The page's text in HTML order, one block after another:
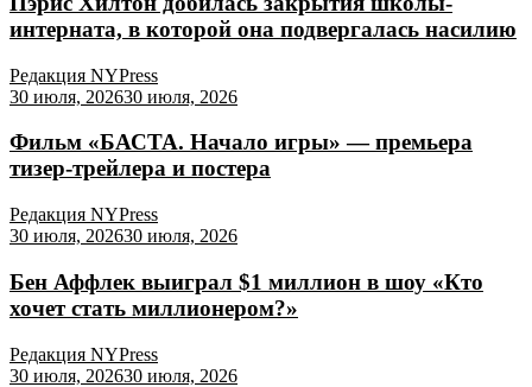
интерната, в которой она подвергалась насилию
Редакция NYPress
30 июля, 202630 июля, 2026
Фильм «БАСТА. Начало игры» — премьера
тизер-трейлера и постера
Редакция NYPress
30 июля, 202630 июля, 2026
Бен Аффлек выиграл $1 миллион в шоу «Кто
хочет стать миллионером?»
Редакция NYPress
30 июля, 202630 июля, 2026